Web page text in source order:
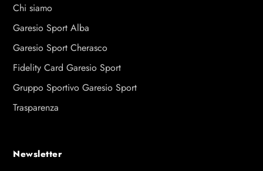
Chi siamo
Garesio Sport Alba
Garesio Sport Cherasco
Fidelity Card Garesio Sport
Gruppo Sportivo Garesio Sport
Trasparenza
Newsletter